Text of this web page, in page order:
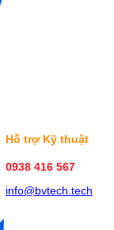
Hỗ trợ Kỹ thuật
0938 416 567
info@bvtech.tech